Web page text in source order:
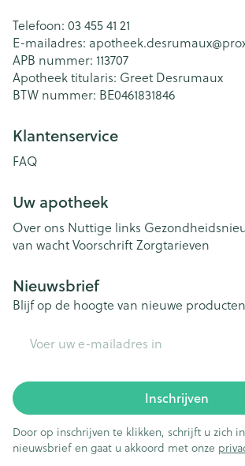
Telefoon: 03 455 41 21
E-mailadres: apotheek.desrumaux@
APB nummer: 113707
Apotheek titularis: Greet Desrumaux
BTW nummer: BE0461831846
Klantenservice
FAQ
Uw apotheek
Over ons Nuttige links
van wachtVoorschriftZorgtarieven
Nieuwsbrief
Blijf op de hoogte van nieuwe
Inschrijven
Door op inschrijven te klikken, schrijft u zich
nieuwsbrief en gaat u akkoord met onze